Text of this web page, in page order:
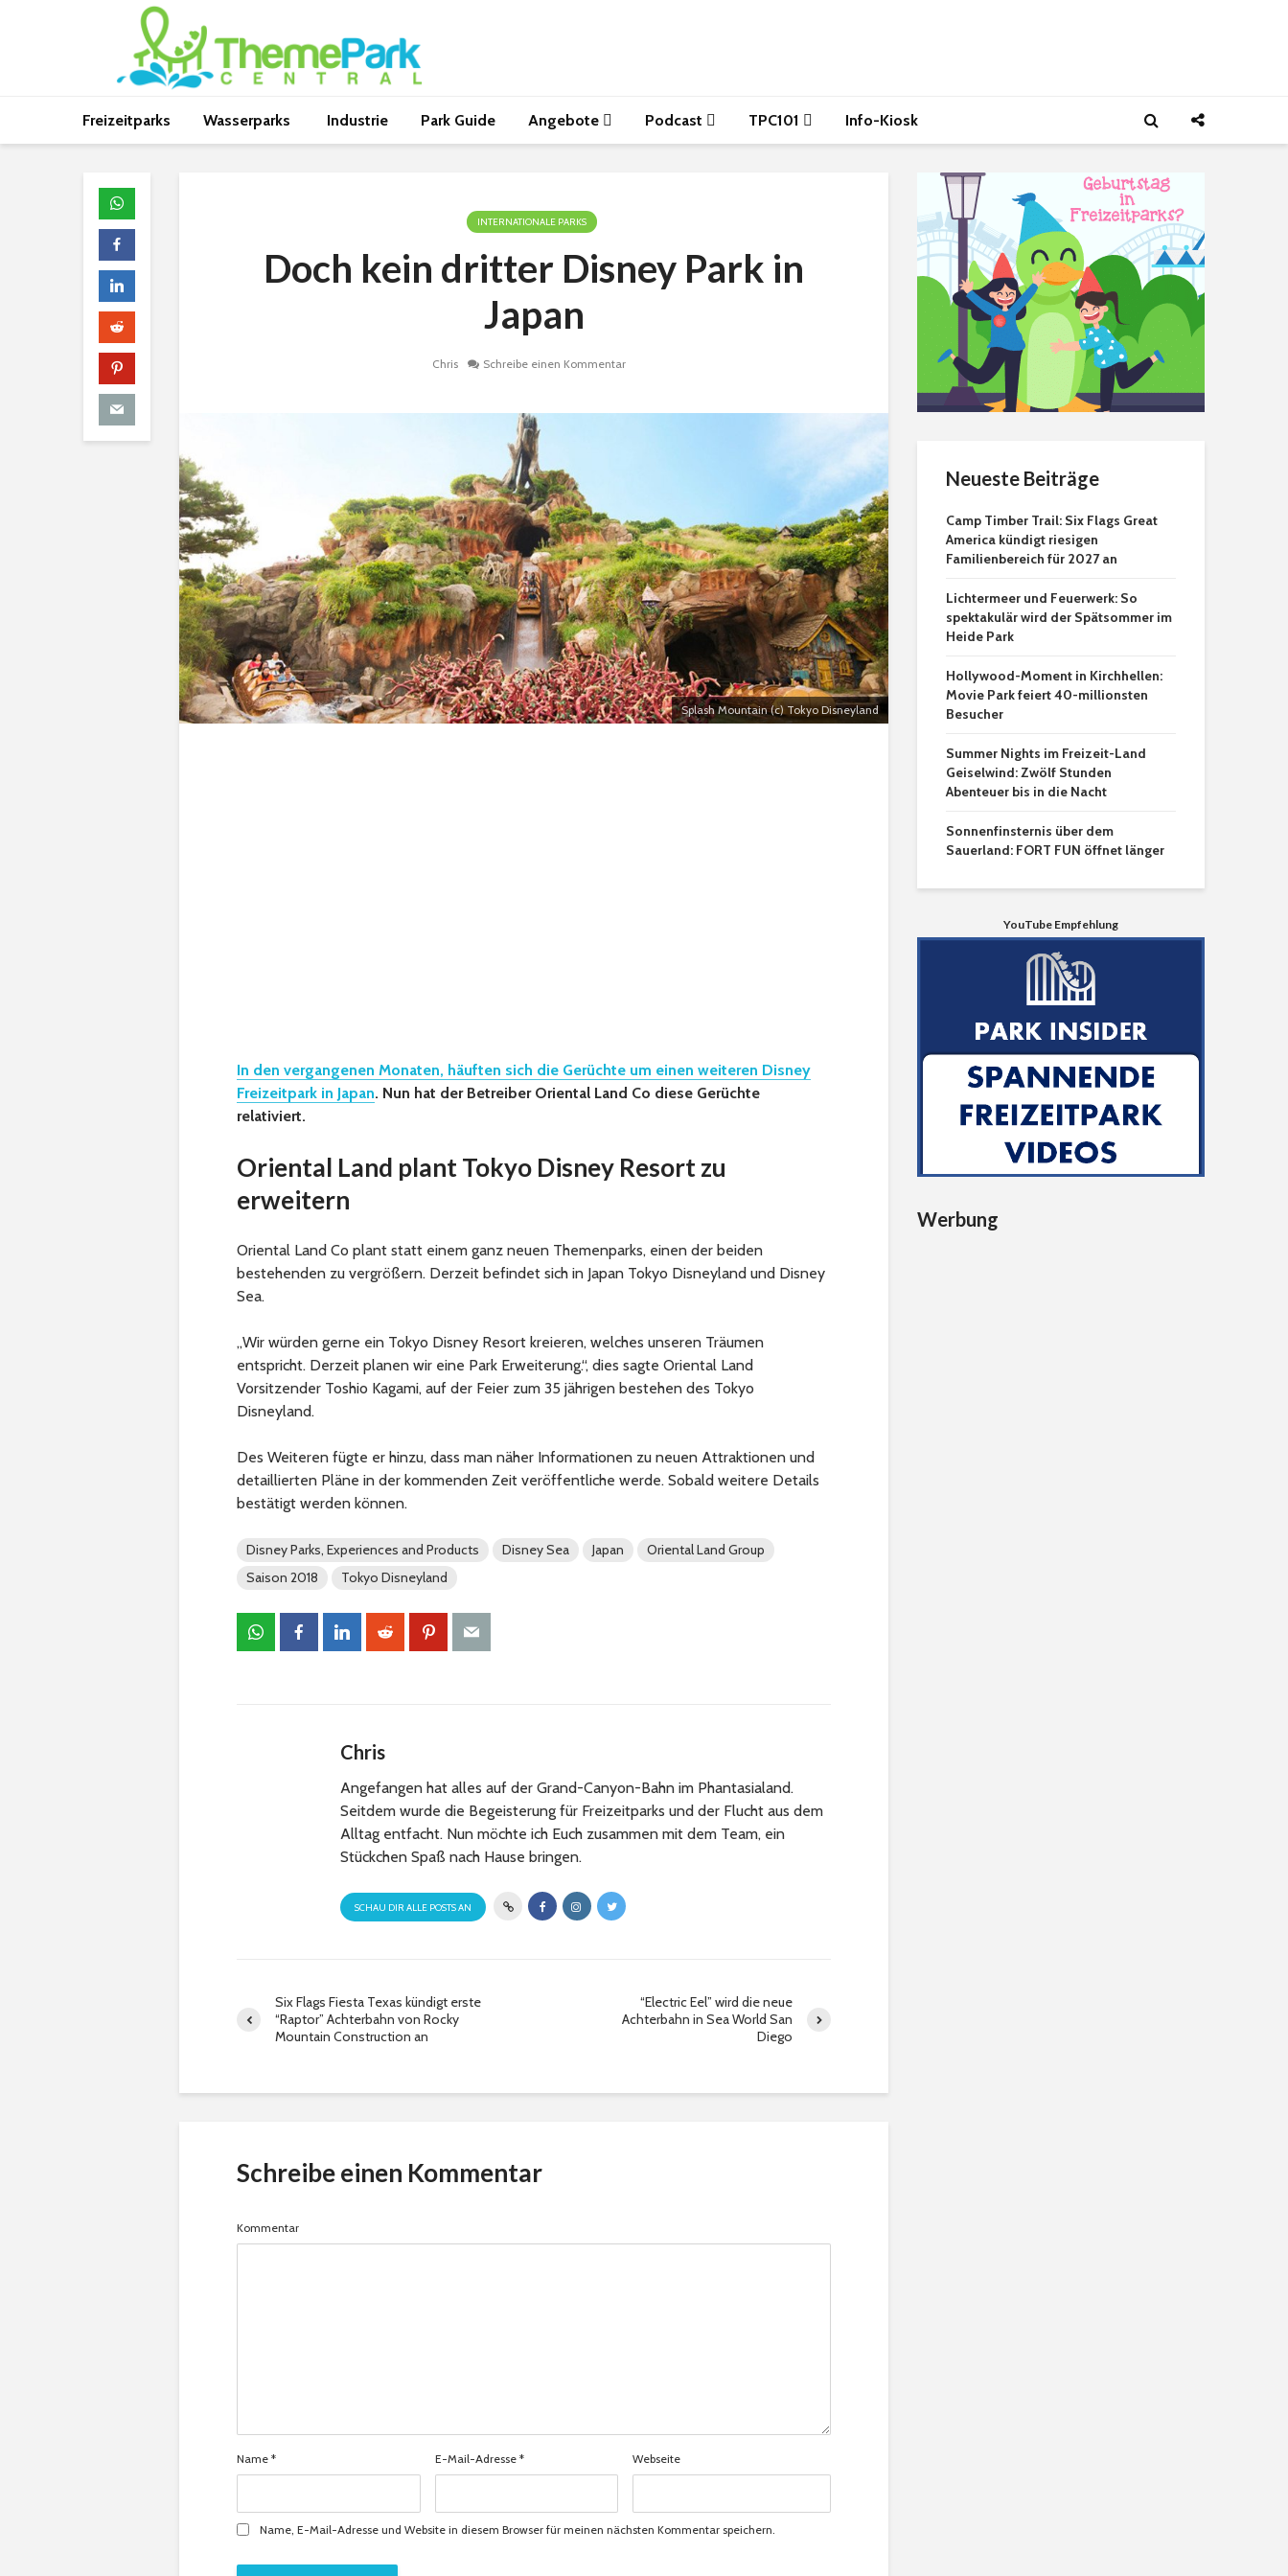
Freizeitparks Wasserparks Industrie Park Guide Angebote Podcast TPC101 Info-Kiosk
INTERNATIONALE PARKS
Doch kein dritter Disney Park in
Japan
Chris Schreibe einen Kommentar
Splash Mountain (c) Tokyo Disneyland
In den vergangenen Monaten, häuften sich die Gerüchte um einen weiteren Disney
Freizeitpark in Japan. Nun hat der Betreiber Oriental Land Co diese Gerüchte
relativiert.
Oriental Land plant Tokyo Disney Resort zu
erweitern
Oriental Land Co plant statt einem ganz neuen Themenparks, einen der beiden
bestehenden zu vergrößern. Derzeit befindet sich in Japan Tokyo Disneyland und Disney
Sea.
„Wir würden gerne ein Tokyo Disney Resort kreieren, welches unseren Träumen
entspricht. Derzeit planen wir eine Park Erweiterung.“, dies sagte Oriental Land
Vorsitzender Toshio Kagami, auf der Feier zum 35 jährigen bestehen des Tokyo
Disneyland.
Des Weiteren fügte er hinzu, dass man näher Informationen zu neuen Attraktionen und
detaillierten Pläne in der kommenden Zeit veröffentliche werde. Sobald weitere Details
bestätigt werden können.
Disney Parks, Experiences and Products Disney Sea Japan
Oriental Land Group
Saison 2018
Tokyo Disneyland
Chris
Angefangen hat alles auf der Grand-Canyon-Bahn im Phantasialand.
Seitdem wurde die Begeisterung für Freizeitparks und der Flucht aus dem
Alltag entfacht. Nun möchte ich Euch zusammen mit dem Team, ein
Stückchen Spaß nach Hause bringen.
SCHAU DIR ALLE POSTS AN
Six Flags Fiesta Texas kündigt erste
“Raptor” Achterbahn von Rocky
Mountain Construction an
“Electric Eel” wird die neue
Achterbahn in Sea World San
Diego
Schreibe einen Kommentar
Kommentar
Name * E-Mail-Adresse * Webseite
Name, E-Mail-Adresse und Website in diesem Browser für meinen nächsten Kommentar speichern.
Neueste Beiträge
Camp Timber Trail: Six Flags Great
America kündigt riesigen
Familienbereich für 2027 an
Lichtermeer und Feuerwerk: So
spektakulär wird der Spätsommer im
Heide Park
Hollywood-Moment in Kirchhellen:
Movie Park feiert 40-millionsten
Besucher
Summer Nights im Freizeit-Land
Geiselwind: Zwölf Stunden
Abenteuer bis in die Nacht
Sonnenfinsternis über dem
Sauerland: FORT FUN öffnet länger
YouTube Empfehlung
Werbung